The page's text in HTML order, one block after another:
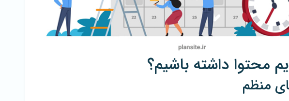
محتوا داشته باشیم؟
منظم